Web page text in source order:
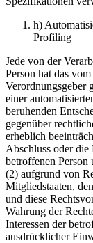
h)
Profiling
Jede von der
Person hat das
Verordnungsgeber
einer
beruhenden
gegenüber
erheblich
Abschluss oder
betroffenen
(2) aufgrund von
Mitgliedstaaten,
und diese
Wahrung der
Interessen der
ausdrücklicher